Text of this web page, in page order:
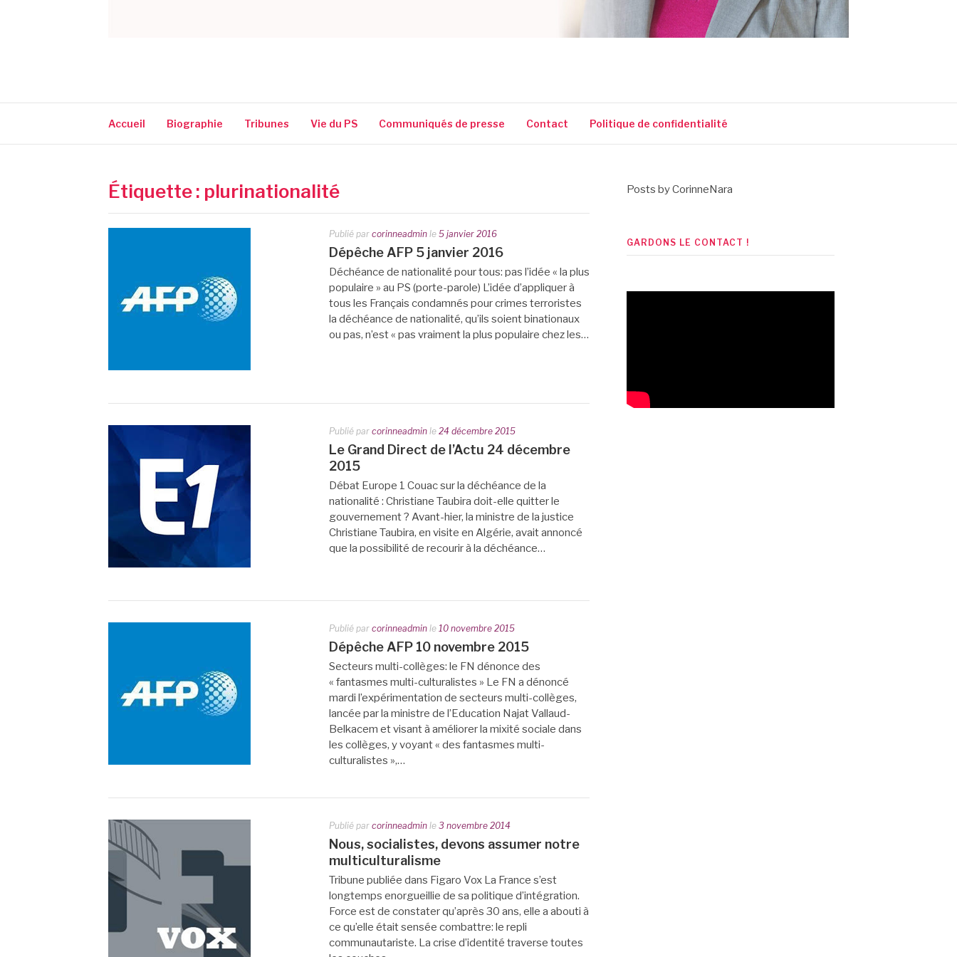
Accueil Biographie Tribunes Vie du PS Communiqués de presse Contact Politique de confidentialité
Étiquette : plurinationalité
Publié par corinneadmin le 5 janvier 2016
Dépêche AFP 5 janvier 2016
Déchéance de nationalité pour tous: pas l’idée « la plus
populaire » au PS (porte-parole) L’idée d’appliquer à
tous les Français condamnés pour crimes terroristes
la déchéance de nationalité, qu’ils soient binationaux
ou pas, n’est « pas vraiment la plus populaire chez les…
Publié par corinneadmin le 24 décembre 2015
Le Grand Direct de l’Actu 24 décembre
2015
Débat Europe 1 Couac sur la déchéance de la
nationalité : Christiane Taubira doit-elle quitter le
gouvernement ? Avant-hier, la ministre de la justice
Christiane Taubira, en visite en Algérie, avait annoncé
que la possibilité de recourir à la déchéance…
Publié par corinneadmin le 10 novembre 2015
Dépêche AFP 10 novembre 2015
Secteurs multi-collèges: le FN dénonce des
« fantasmes multi-culturalistes » Le FN a dénoncé
mardi l’expérimentation de secteurs multi-collèges,
lancée par la ministre de l’Education Najat Vallaud-
Belkacem et visant à améliorer la mixité sociale dans
les collèges, y voyant « des fantasmes multi-
culturalistes »,…
Publié par corinneadmin le 3 novembre 2014
Nous, socialistes, devons assumer notre
multiculturalisme
Tribune publiée dans Figaro Vox La France s’est
longtemps enorgueillie de sa politique d’intégration.
Force est de constater qu’après 30 ans, elle a abouti à
ce qu’elle était sensée combattre: le repli
communautariste. La crise d’identité traverse toutes
Posts by CorinneNara
GARDONS LE CONTACT !